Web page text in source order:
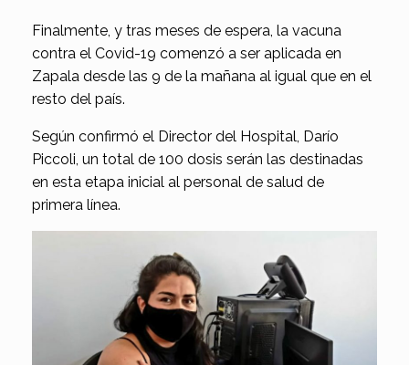
Finalmente, y tras meses de espera, la vacuna
contra el Covid-19 comenzó a ser aplicada en
Zapala desde las 9 de la mañana al igual que en el
resto del país.
Según confirmó el Director del Hospital, Darío
Piccoli, un total de 100 dosis serán las destinadas
en esta etapa inicial al personal de salud de
primera línea.